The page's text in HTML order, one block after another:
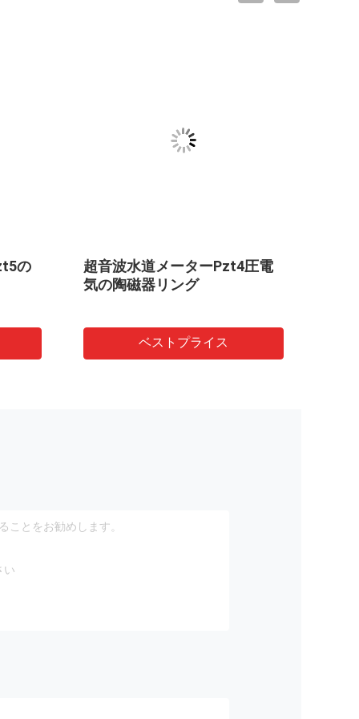
の
超音波水道メーターPzt4圧電
気の陶磁器リング
ベストプライス